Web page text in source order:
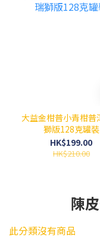
大益金柑普小青柑普
獅版128克罐裝
HK$199.00
HK$210.00
陳
此分類沒有商品